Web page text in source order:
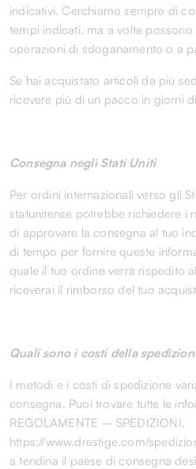
indicativi. Cerchiamo sempre di
tempi indicati, ma a volte
operazioni di sdoganamento o a
Se hai acquistato articoli da più
ricevere più di un pacco in giorni
Consegna negli Stati Uniti
Per ordini internazionali verso gli
statunitense potrebbe richiedere i
di approvare la consegna al tuo
di tempo per fornire queste
quale il tuo ordine verrà rispedito
riceverai il rimborso del tuo
Quali sono i costi della
I metodi e i costi di spedizione
consegna. Puoi trovare tutte le
REGOLAMENTE – SPEDIZIONI,
https://www.drestige.com/
a tendina il paese di consegna